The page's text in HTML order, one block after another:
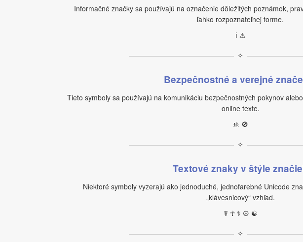
Informačné značky sa používajú na označenie dôležitých poznámok,
ľahko rozpoznateľnej forme.
ℹ ⚠
✧
Bezpečnostné a verejné
Tieto symboly sa používajú na komunikáciu bezpečnostných pokynov
online texte.
🚸 🚫
✧
Textové znaky v štýle
Niektoré symboly vyzerajú ako jednoduché, jednofarebné Unicode
„klávesnicový“ vzhľad.
☤ ☥ ⚕ ☮ ☯
✧